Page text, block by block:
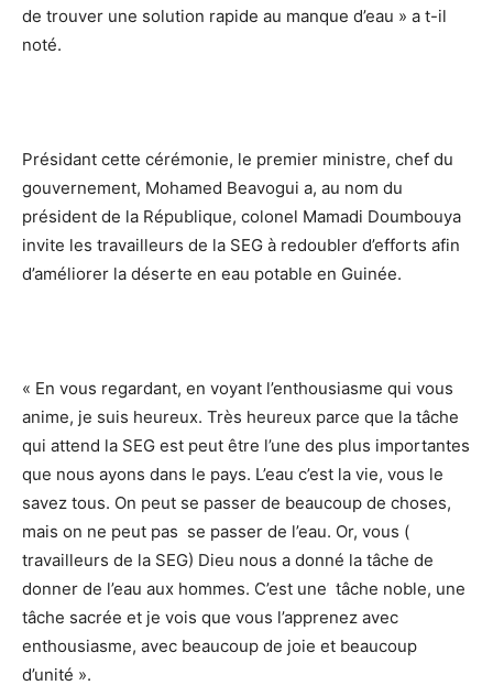
de trouver une solution rapide au manque d’eau » a t-il
noté.
Présidant cette cérémonie, le premier ministre, chef du
gouvernement, Mohamed Beavogui a, au nom du
président de la République, colonel Mamadi Doumbouya
invite les travailleurs de la SEG à redoubler d’efforts afin
d’améliorer la déserte en eau potable en Guinée.
« En vous regardant, en voyant l’enthousiasme qui vous
anime, je suis heureux. Très heureux parce que la tâche
qui attend la SEG est peut être l’une des plus importantes
que nous ayons dans le pays. L’eau c’est la vie, vous le
savez tous. On peut se passer de beaucoup de choses,
mais on ne peut pas se passer de l’eau. Or, vous (
travailleurs de la SEG) Dieu nous a donné la tâche de
donner de l’eau aux hommes. C’est une tâche noble, une
tâche sacrée et je vois que vous l’apprenez avec
enthousiasme, avec beaucoup de joie et beaucoup
d’unité ».